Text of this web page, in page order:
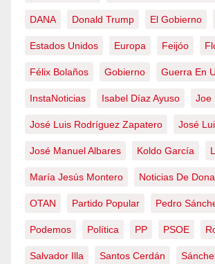
DANA Donald Trump El Gobierno
Estados Unidos Europa Feijóo
Félix Bolaños Gobierno Guerra En
InstaNoticias Isabel Díaz Ayuso Joe
José Luis Rodríguez Zapatero José
José Manuel Albares Koldo García
María Jesús Montero Noticias De
OTAN Partido Popular Pedro
Podemos Política PP PSOE
Salvador Illa Santos Cerdán